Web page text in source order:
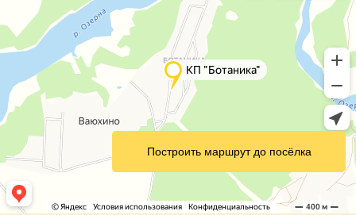
Построить маршрут до посёлка